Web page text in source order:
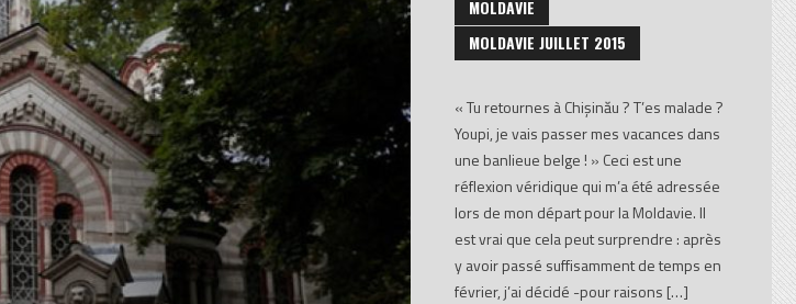
MOLDAVIE
MOLDAVIE JUILLET 2015
« Tu retournes à Chișinău ? T’es malade ?
Youpi, je vais passer mes vacances dans
une banlieue belge ! » Ceci est une
réflexion véridique qui m’a été adressée
lors de mon départ pour la Moldavie. Il
est vrai que cela peut surprendre : après
y avoir passé suffisamment de temps en
février, j’ai décidé -pour raisons […]